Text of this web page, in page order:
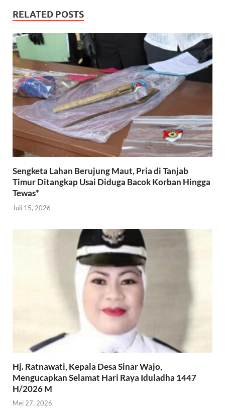
RELATED POSTS
Sengketa Lahan Berujung Maut, Pria di Tanjab
Timur Ditangkap Usai Diduga Bacok Korban Hingga
Tewas*
Juli 15, 2026
Hj. Ratnawati, Kepala Desa Sinar Wajo,
Mengucapkan Selamat Hari Raya Iduladha 1447
H/2026 M
Mei 27, 2026